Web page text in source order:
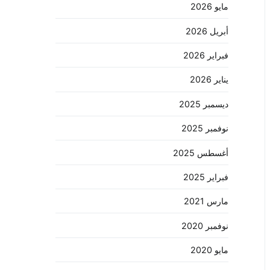
مايو 2026
أبريل 2026
فبراير 2026
يناير 2026
ديسمبر 2025
نوفمبر 2025
أغسطس 2025
فبراير 2025
مارس 2021
نوفمبر 2020
مايو 2020